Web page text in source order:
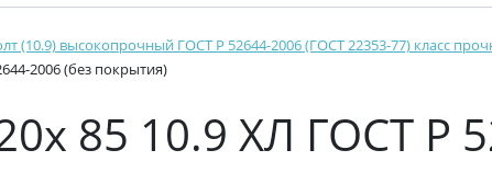
(10.9) высокопрочный ГОСТ Р 52644-2006 (ГОСТ 22353-77) класс
2006 (без покрытия)
85 10.9 ХЛ ГОСТ Р